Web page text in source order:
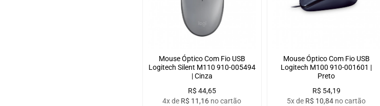
Mouse Óptico Com Fio USB
Logitech Silent M110 910-005494
| Cinza
R$ 44,65
4x de R$ 11,16 no cartão
Mouse Óptico Com Fio USB
Logitech M100 910-001601 |
Preto
R$ 54,19
5x de R$ 10,84 no cartão